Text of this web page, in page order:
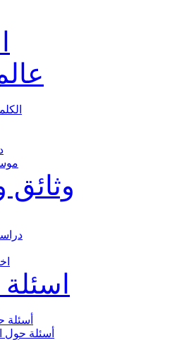
وثائق
أسئلة
أسئلة حول